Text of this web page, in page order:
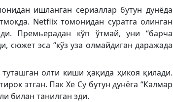
ишланган сериаллар бутун дунёда
Netflix томонидан суратга олинган
Премьерадан кўп ўтмай, уни “барча
сюжет эса “кўз уза олмайдиган даражада
олти киши ҳақида ҳикоя қилади.
этган. Пак Хе Су бутун дунёга “Калмар
билан танилган эди.